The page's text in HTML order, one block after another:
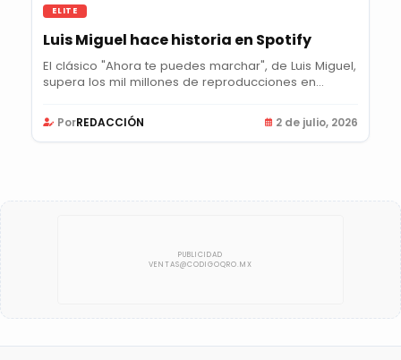
ELITE
Luis Miguel hace historia en Spotify
El clásico "Ahora te puedes marchar", de Luis Miguel,
supera los mil millones de reproducciones en...
PorREDACCIÓN 2 de julio, 2026